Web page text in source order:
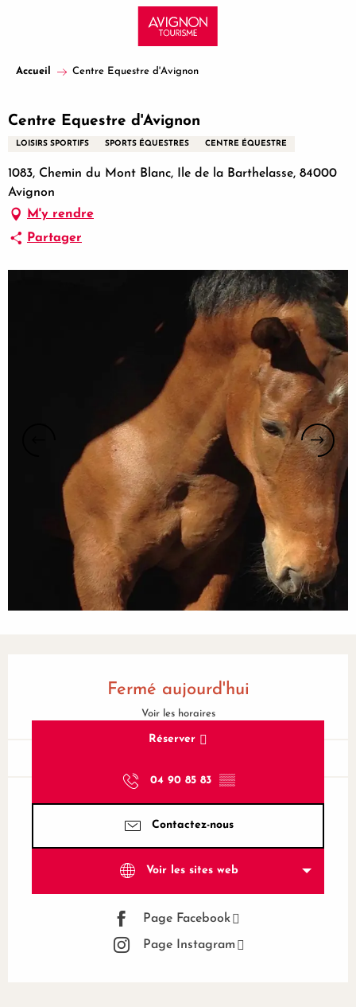
principal
Accueil Centre Equestre d'Avignon
Centre Equestre d'Avignon
LOISIRS SPORTIFS SPORTS ÉQUESTRES CENTRE ÉQUESTRE
1083, Chemin du Mont Blanc, Ile de la Barthelasse, 84000
Avignon
M'y rendre
Partager
Fermé aujourd'hui
Voir les horaires
Réserver
04 90 85 83 ▒▒
Contactez-nous
Voir les sites web
Page Facebook
Page Instagram